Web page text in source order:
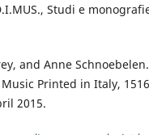
Studi e
and Anne
Printed in Italy,
2015.